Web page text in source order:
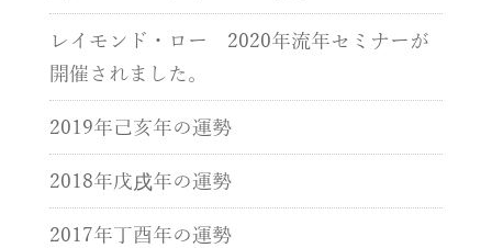
レイモンド・ロー 2020年流年セミナーが
開催されました。
2019年己亥年の運勢
2018年戊戌年の運勢
2017年丁酉年の運勢